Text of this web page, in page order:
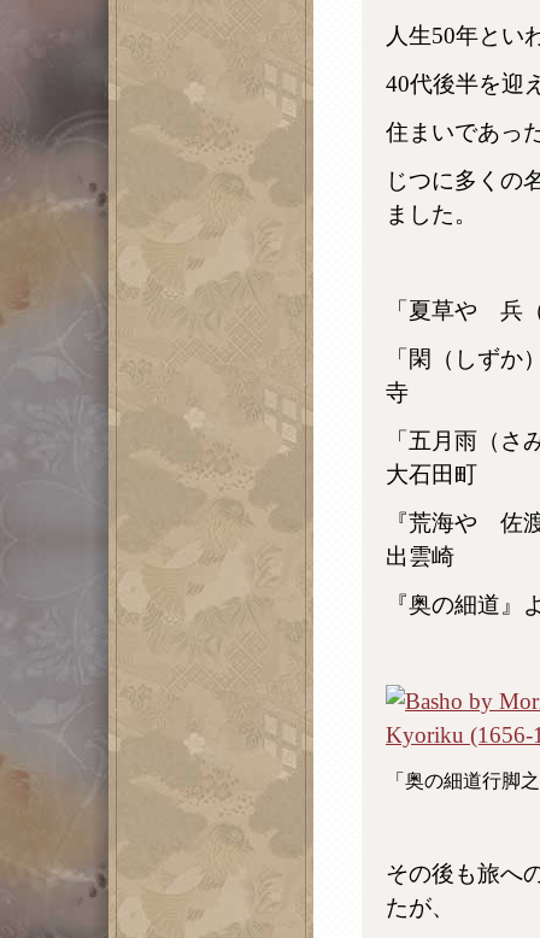
人生50年とい
40代後半を迎
住まいであっ
じつに多くの
ました。
「夏草や 兵
「閑（しず
寺
「五月雨（
大石田町
『荒海や 佐
出雲崎
『奥の細道』
「奥の細道行脚
その後も旅へ
たが、